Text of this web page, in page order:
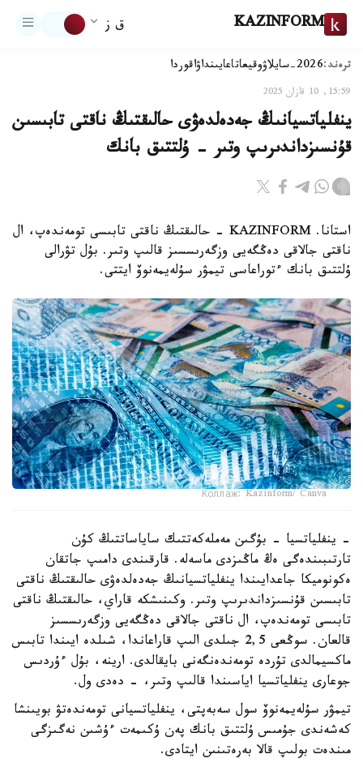
KAZINFORM ق ز
ترەند:2026-سايلاۋ وقيعاتاعايىنداۋاقوردا
15:59, 10 قازان 2025
ينفلياتسيانىڭ جەدەلدەۋى حالىقتىڭ ناقتى تابىسىن
قۇنسىزداندىرىپ وتىر - ۇلتتىق بانك
استانا. KAZINFORM - حالىقتىڭ ناقتى تابىسى تومەندەپ، ال
ناقتى جالاقى دەڭگەيى وزگەرىسسىز قالىپ وتىر. بۇل تۋرالى
ۇلتتىق بانك ءتوراعاسى تيمۋر سۇلەيمەنوۆ ايتتى.
Коллаж: Kazinform/ Canva
- ينفلياتسيا - بۇگىن مەملەكەتتىك ساياساتتىڭ كۇن
تارتىبىندەگى ەڭ ماڭىزدى ماسەلە. قارقىندى دامىپ جاتقان
ەكونوميكا جاعدايىندا ينفلياتسيانىڭ جەدەلدەۋى حالىقتىڭ ناقتى
تابىسىن قۇنسىزداندىرىپ وتىر. وكىنىشكە قاراي، حالىقتىڭ ناقتى
تابىسى تومەندەپ، ال ناقتى جالاقى دەڭگەيى وزگەرىسسىز
قالعان. سوڭعى 2,5 جىلدى الىپ قاراعاندا، شىلدە ايىندا تابىس
ماكسيمالدى تۇردە تومەندەنگەنى بايقالدى. ارينە، بۇل ءۇردىس
جوعارى ينفلياتسيا اياسىندا قالىپ وتىر، - دەدى ول.
تيمۋر سۇلەيمەنوۆ سول سەبەپتى، ينفلياتسيانى تومەندەتۋ بويىنشا
كەشەندى جۇمىس ۇلتتىق بانك پەن ۇكىمەت ءۇشىن نەگىزگى
مىندەت بولىپ قالا بەرەتىنىن ايتادى.